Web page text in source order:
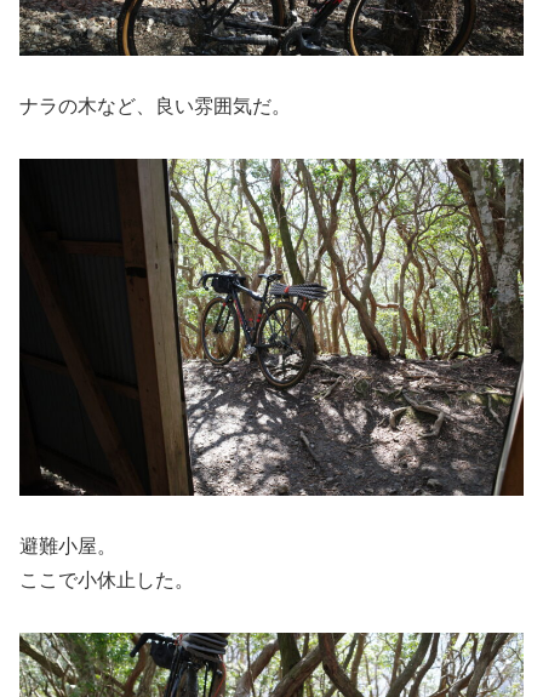
ナラの木など、良い雰囲気だ。
避難小屋。
ここで小休止した。